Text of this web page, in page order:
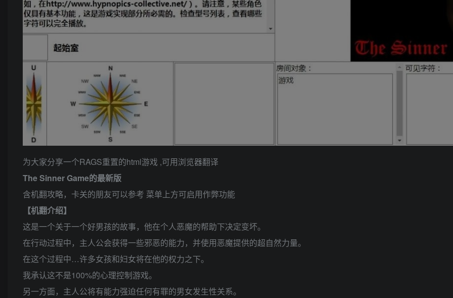
为大家分享一个RAGS重置的html游戏 ,可用浏览器翻译
The Sinner Game的最新版
含机翻攻略，卡关的朋友可以参考 菜单上方可启用作弊功能
【机翻介绍】
这是一个关于一个好男孩的故事，他在个人恶魔的帮助下决定变坏。
在行动过程中，主人公会获得一些邪恶的能力，并使用恶魔提供的超自然力量。
在这个过程中…许多女孩和妇女将在他的权力之下。
我承认这不是100%的心理控制游戏。
另一方面，主人公将有能力强迫任何有罪的男女发生性关系。